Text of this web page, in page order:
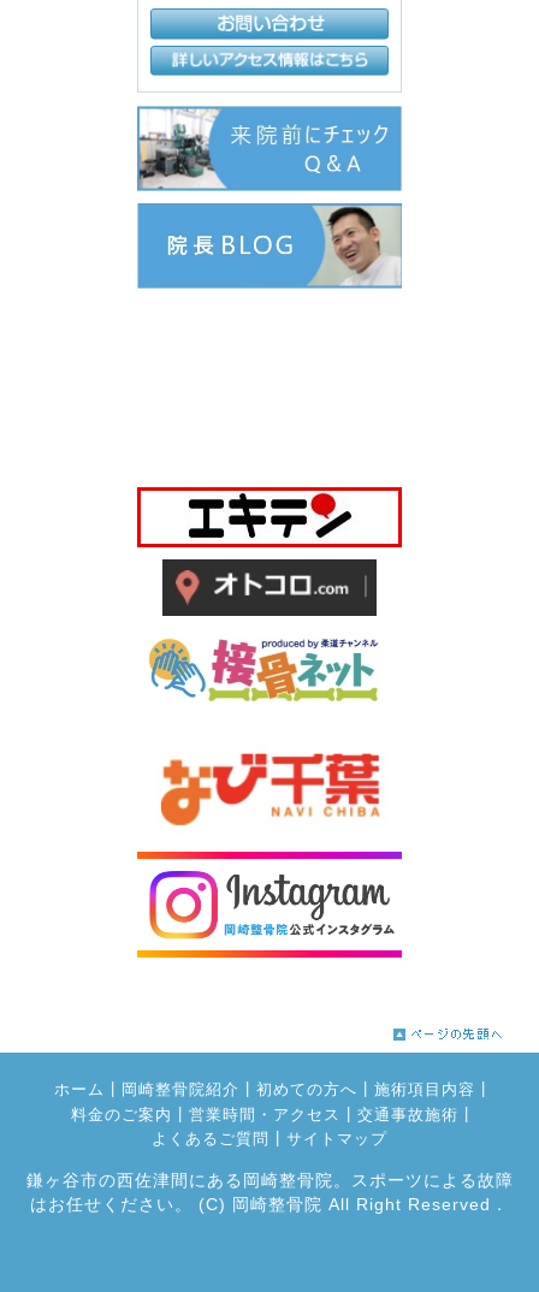
ホーム 岡崎整骨院紹介 初めての方へ 施術項目内容
料金のご案内
営業時間・アクセス 交通事故施術
よくあるご質問
サイトマップ
鎌ヶ谷市の西佐津間にある岡崎整骨院。スポーツによる故障
はお任せください。 (C) 岡崎整骨院 All Right Reserved．